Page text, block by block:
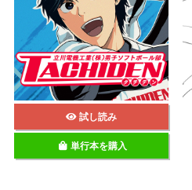
試し読み
単行本を購入